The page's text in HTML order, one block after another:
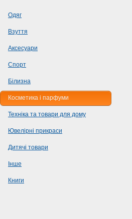
Одяг
Взуття
Аксесуари
Спорт
Білизна
Косметика і парфуми
Техніка та товари для дому
Ювелірні прикраси
Дитячі товари
Інше
Книги